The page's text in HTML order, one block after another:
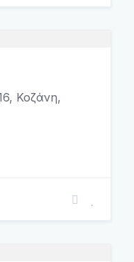
Κοζάνη,